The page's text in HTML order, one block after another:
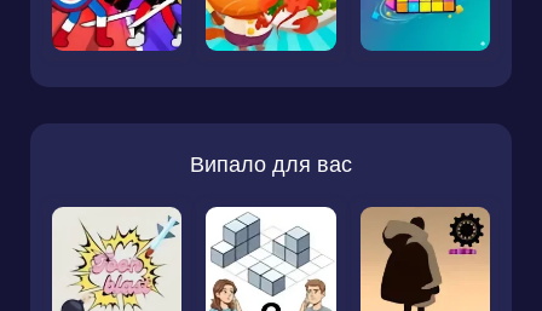
Випало для вас